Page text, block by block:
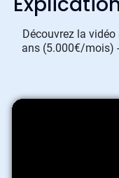
Découvrez la
ans (5.000€/mois)